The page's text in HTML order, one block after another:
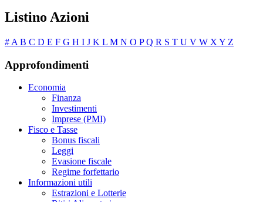
Listino Azioni
# A B C D E F G H I J K L M N O PQ R S T U V W X Y Z
Approfondimenti
Economia
Finanza
Investimenti
Imprese (PMI)
Fisco e Tasse
Bonus fiscali
Leggi
Evasione fiscale
Regime forfettario
Informazioni utili
Estrazioni e Lotterie